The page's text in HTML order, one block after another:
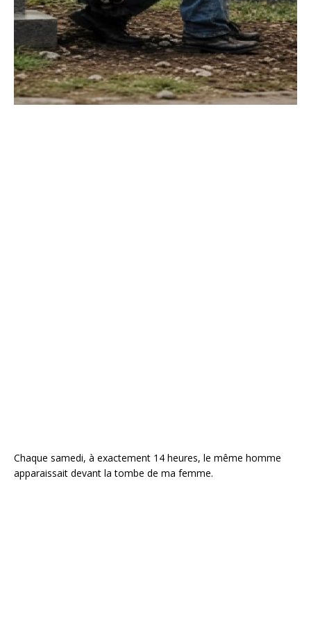
Chaque samedi, à exactement 14 heures, le même homme
apparaissait devant la tombe de ma femme.